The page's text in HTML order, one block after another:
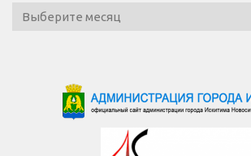
Архив
новостей